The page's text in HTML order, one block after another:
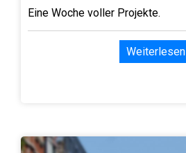
Eine Woche voller Projekte.
Weiterlesen